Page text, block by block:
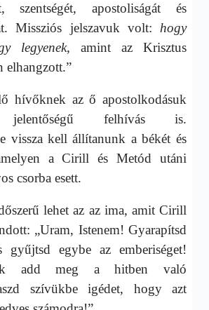
szentségét, apostoliságát és
Missziós jelszavuk volt: hogy
legyenek, amint az Krisztus
elhangzott.”
hívőknek az ő apostolkodásuk
jelentőségű felhívás is.
vissza kell állítanunk a békét és
a Cirill és Metód utáni
csorba esett.
lehet az az ima, amit Cirill
„Uram, Istenem! Gyarapítsd
gyűjtsd egybe az emberiséget!
add meg a hitben való
szívükbe igédet, hogy azt